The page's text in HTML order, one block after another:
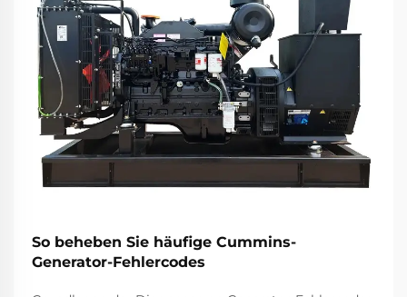
So beheben Sie häufige Cummins-
Generator-Fehlercodes